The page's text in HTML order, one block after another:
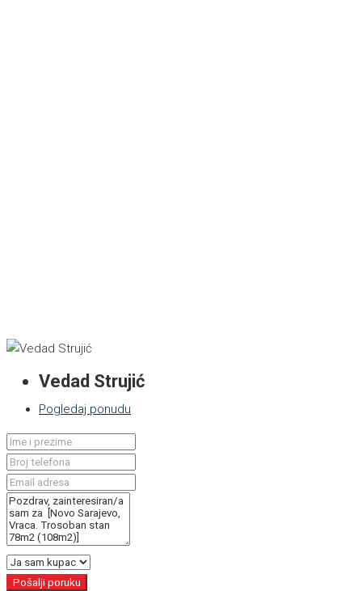
Vedad Strujić
Pogledaj ponudu
Pošalji poruku